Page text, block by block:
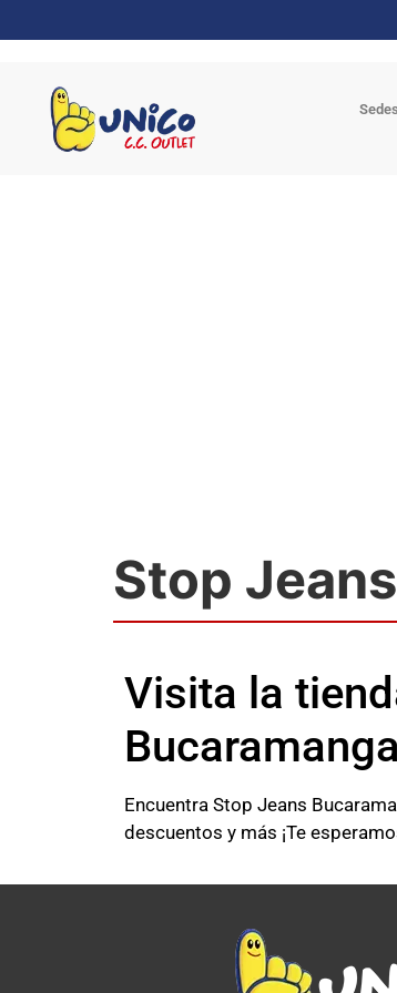
Sedes
Stop Jeans
Visita la
Bucaramanga
Encuentra Stop Jeans
descuentos y más ¡Te